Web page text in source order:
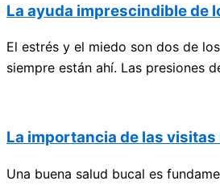
La ayuda imprescindible de
El estrés y el miedo son dos de
siempre están ahí. Las presiones
La importancia de las
Una buena salud bucal es